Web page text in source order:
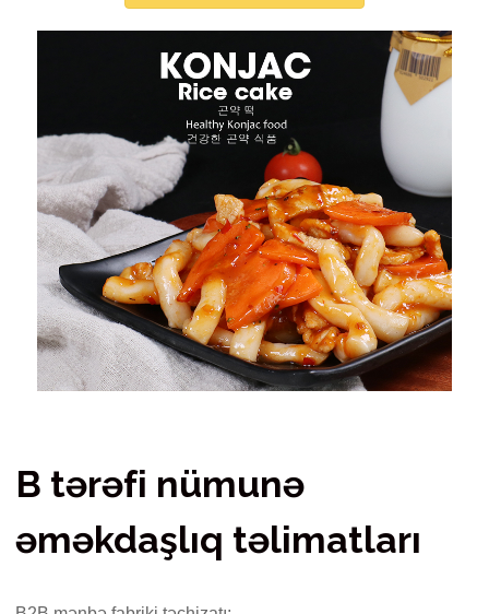
B tərəfi nümunə
əməkdaşlıq təlimatları